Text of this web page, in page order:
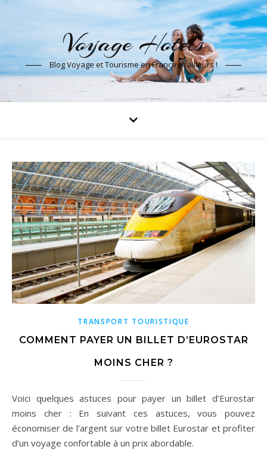
Voyage Hotels
Blog Voyage et Tourisme en France et ailleurs !
TRANSPORT TOURISTIQUE
COMMENT PAYER UN BILLET D’EUROSTAR
MOINS CHER ?
Voici quelques astuces pour payer un billet d’Eurostar
moins cher : En suivant ces astuces, vous pouvez
économiser de l’argent sur votre billet Eurostar et profiter
d’un voyage confortable à un prix abordable.